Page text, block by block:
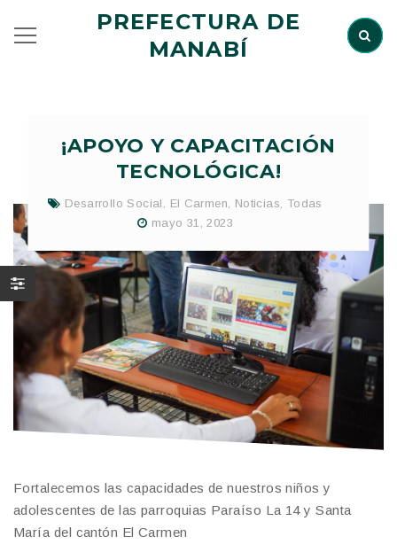
PREFECTURA DE
MANABÍ
¡APOYO Y CAPACITACIÓN
TECNOLÓGICA!
Desarrollo Social El Carmen Noticias
Todas
mayo 31, 2023
Fortalecemos las capacidades de nuestros niños y
adolescentes de las parroquias Paraíso La 14 y Santa
María del cantón El Carmen